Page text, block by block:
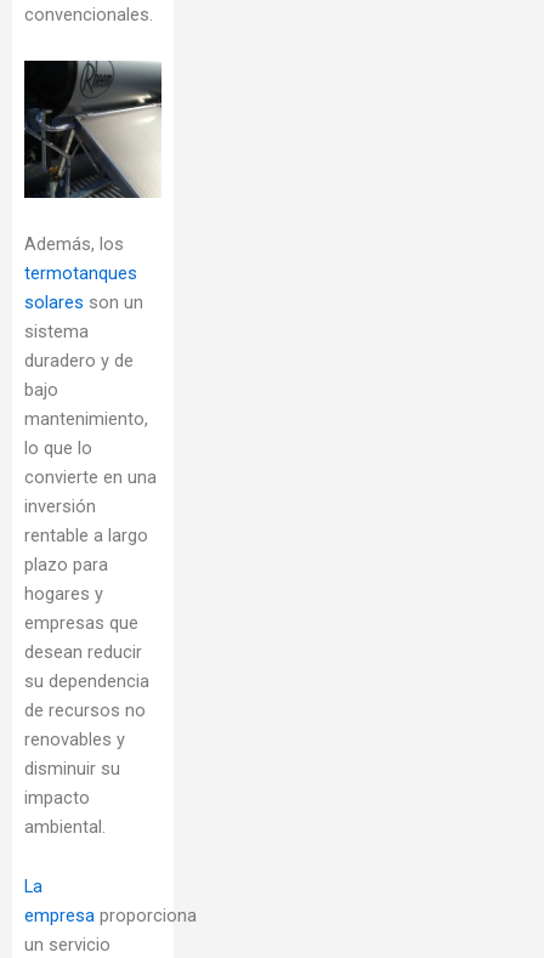
convencionales.
Además, los
termotanques
solares son un
sistema
duradero y de
bajo
mantenimiento,
lo que lo
convierte en una
inversión
rentable a largo
plazo para
hogares y
empresas que
desean reducir
su dependencia
de recursos no
renovables y
disminuir su
impacto
ambiental.
La
empresa proporciona
un servicio